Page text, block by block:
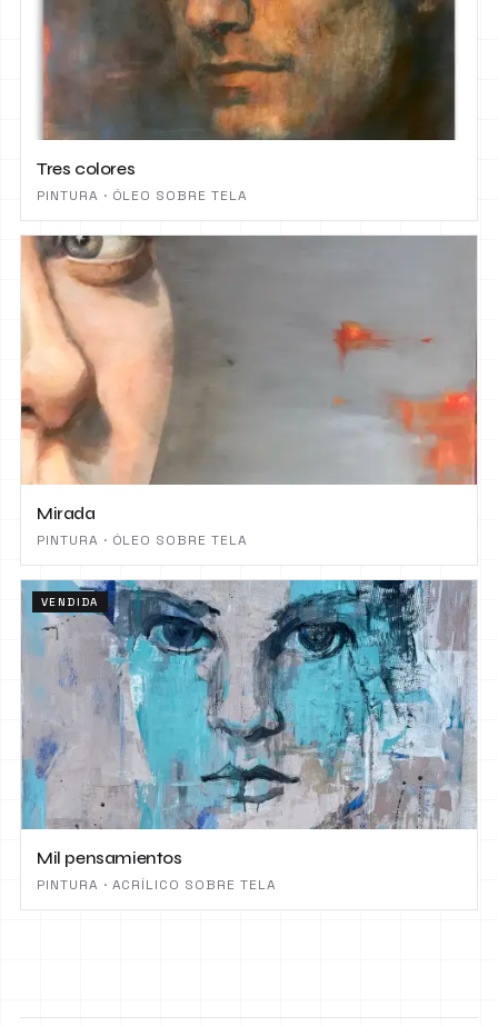
Tres colores
PINTURA · ÓLEO SOBRE TELA
Mirada
PINTURA · ÓLEO SOBRE TELA
VENDIDA
Mil pensamientos
PINTURA · ACRÍLICO SOBRE TELA